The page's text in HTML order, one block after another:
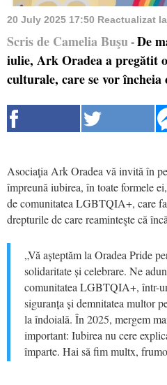
20 July 2025 17:50 Reactualizat
Scris de Camelia Buşu - De
iulie, Ark Oradea a pregătit
culturale, care se vor
Asociaţia Ark Oradea vă invită în
împreună iubirea, în toate formele
de comunitatea LGBTQIA+, care
drepturile de care reaminteşte că
„Vă așteptăm la Oradea Pride
solidaritate și celebrare. Ne
comunitatea LGBTQIA+, într-
siguranța și demnitatea multor
la îndoială. În 2025, mergem
important: Iubirea nu cere
împarte. Hai să fim multx,